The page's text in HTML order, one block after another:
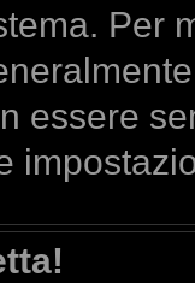
Per
essere